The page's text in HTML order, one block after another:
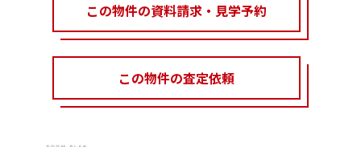
この物件の資料請求・見学予約
この物件の査定依頼